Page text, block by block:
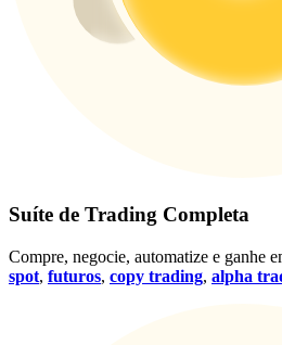
Suíte de Trading Completa
Compre, negocie, automatize e ganhe
spot, futuros, copy trading, alpha